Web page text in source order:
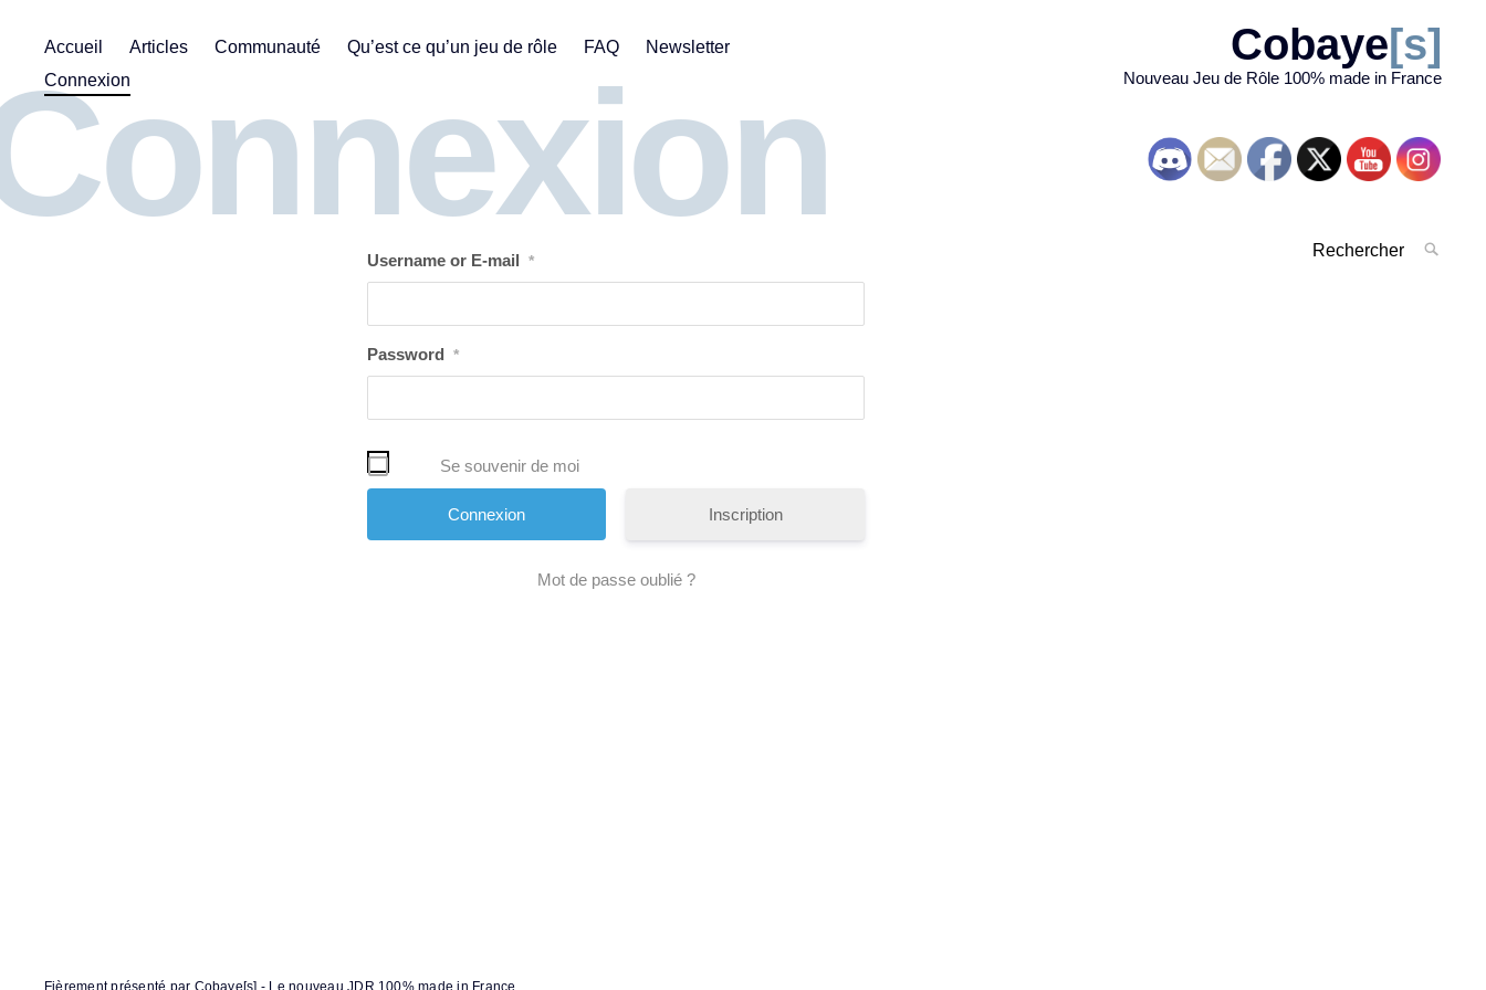
Skip
to
content
Cobaye[s]
Nouveau Jeu de Rôle 100% made in France
Accueil Articles Communauté Qu’est ce qu’un jeu de rôle FAQ
Newsletter
Connexion
Username or E-mail *
Password *
Se souvenir de moi
Inscription
Mot de passe oublié ?
Rechercher